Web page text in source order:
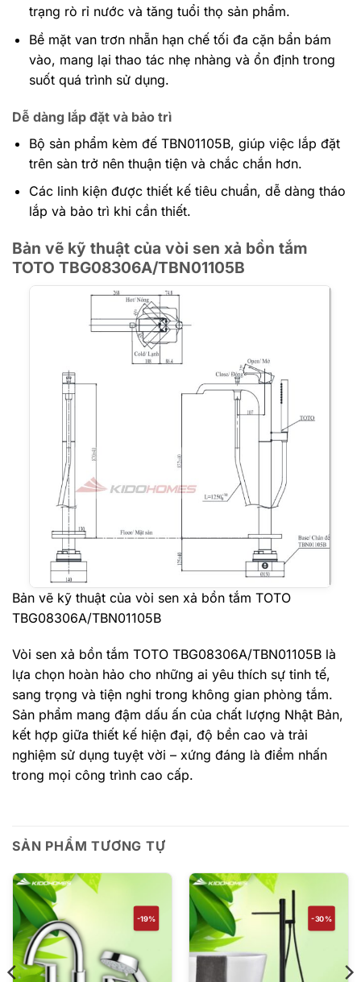
trạng rò rỉ nước và tăng tuổi thọ sản phẩm.
Bề mặt van trơn nhẵn hạn chế tối đa cặn bẩn bám
vào, mang lại thao tác nhẹ nhàng và ổn định trong
suốt quá trình sử dụng.
Dễ dàng lắp đặt và bảo trì
Bộ sản phẩm kèm đế TBN01105B, giúp việc lắp đặt
trên sàn trở nên thuận tiện và chắc chắn hơn.
Các linh kiện được thiết kế tiêu chuẩn, dễ dàng tháo
lắp và bảo trì khi cần thiết.
Bản vẽ kỹ thuật của vòi sen xả bồn tắm
TOTO TBG08306A/TBN01105B
Bản vẽ kỹ thuật của vòi sen xả bồn tắm TOTO
TBG08306A/TBN01105B
Vòi sen xả bồn tắm TOTO TBG08306A/TBN01105B là
lựa chọn hoàn hảo cho những ai yêu thích sự tinh tế,
sang trọng và tiện nghi trong không gian phòng tắm.
Sản phẩm mang đậm dấu ấn của chất lượng Nhật Bản,
kết hợp giữa thiết kế hiện đại, độ bền cao và trải
nghiệm sử dụng tuyệt vời – xứng đáng là điểm nhấn
trong mọi công trình cao cấp.
SẢN PHẨM TƯƠNG TỰ
-19% -30%